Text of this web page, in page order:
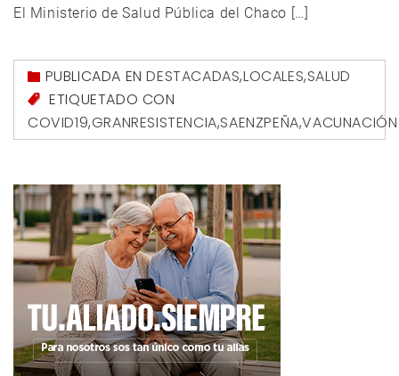
El Ministerio de Salud Pública del Chaco […]
PUBLICADA ENDESTACADAS,LOCALES,SALUD
ETIQUETADO CON
COVID19,GRANRESISTENCIA,SAENZPEÑA,VACUNACIÓN